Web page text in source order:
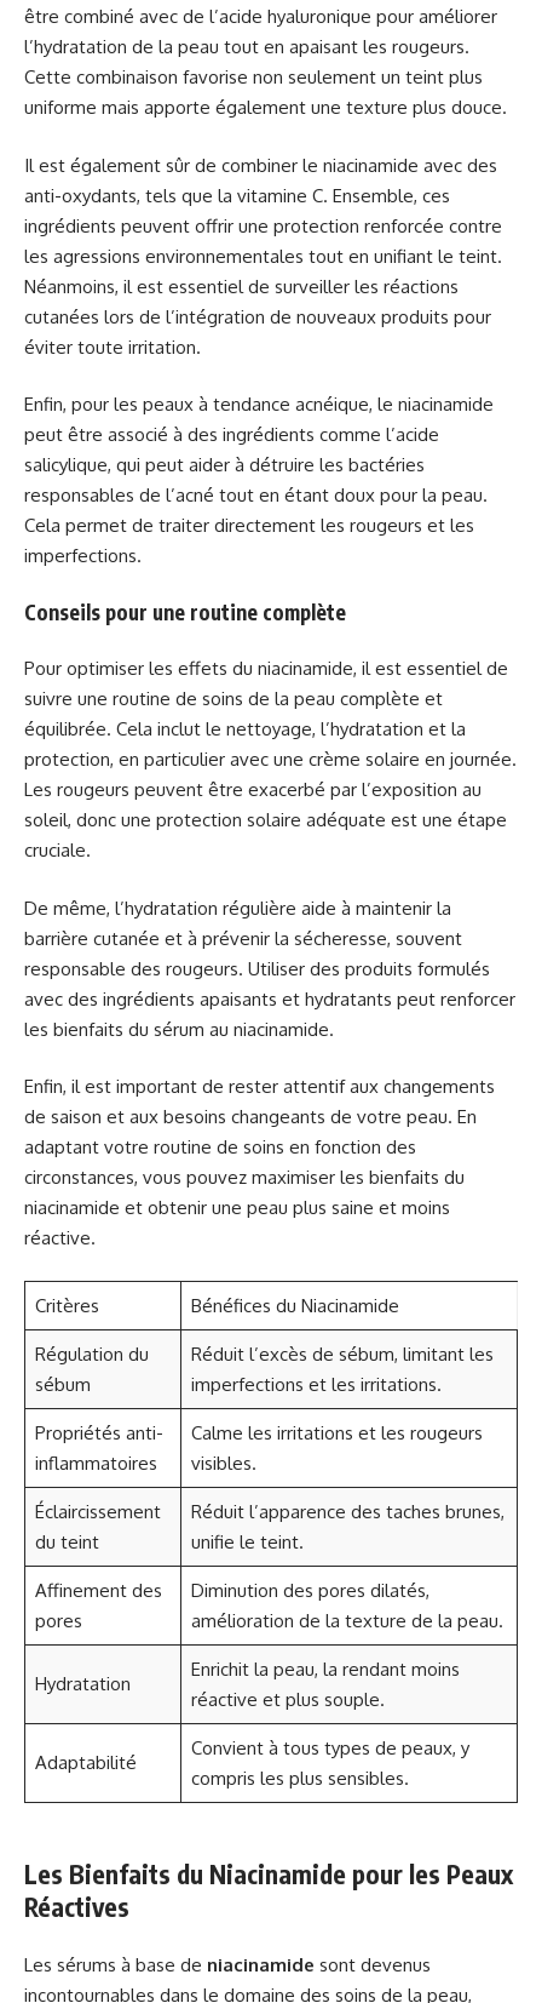
être combiné avec de l’acide hyaluronique pour améliorer
l’hydratation de la peau tout en apaisant les rougeurs.
Cette combinaison favorise non seulement un teint plus
uniforme mais apporte également une texture plus douce.
Il est également sûr de combiner le niacinamide avec des
anti-oxydants, tels que la vitamine C. Ensemble, ces
ingrédients peuvent offrir une protection renforcée contre
les agressions environnementales tout en unifiant le teint.
Néanmoins, il est essentiel de surveiller les réactions
cutanées lors de l’intégration de nouveaux produits pour
éviter toute irritation.
Enfin, pour les peaux à tendance acnéique, le niacinamide
peut être associé à des ingrédients comme l’acide
salicylique, qui peut aider à détruire les bactéries
responsables de l’acné tout en étant doux pour la peau.
Cela permet de traiter directement les rougeurs et les
imperfections.
Conseils pour une routine complète
Pour optimiser les effets du niacinamide, il est essentiel de
suivre une routine de soins de la peau complète et
équilibrée. Cela inclut le nettoyage, l’hydratation et la
protection, en particulier avec une crème solaire en journée.
Les rougeurs peuvent être exacerbé par l’exposition au
soleil, donc une protection solaire adéquate est une étape
cruciale.
De même, l’hydratation régulière aide à maintenir la
barrière cutanée et à prévenir la sécheresse, souvent
responsable des rougeurs. Utiliser des produits formulés
avec des ingrédients apaisants et hydratants peut renforcer
les bienfaits du sérum au niacinamide.
Enfin, il est important de rester attentif aux changements
de saison et aux besoins changeants de votre peau. En
adaptant votre routine de soins en fonction des
circonstances, vous pouvez maximiser les bienfaits du
niacinamide et obtenir une peau plus saine et moins
réactive.
Critères Bénéfices du Niacinamide
Régulation du
sébum
Réduit l’excès de sébum, limitant les
imperfections et les irritations.
Propriétés anti-
inflammatoires
Calme les irritations et les rougeurs
visibles.
Éclaircissement
du teint
Réduit l’apparence des taches brunes,
unifie le teint.
Affinement des
pores
Diminution des pores dilatés,
amélioration de la texture de la peau.
Hydratation
Enrichit la peau, la rendant moins
réactive et plus souple.
Adaptabilité
Convient à tous types de peaux, y
compris les plus sensibles.
Les Bienfaits du Niacinamide pour les Peaux
Réactives
Les sérums à base de niacinamide sont devenus
incontournables dans le domaine des soins de la peau,